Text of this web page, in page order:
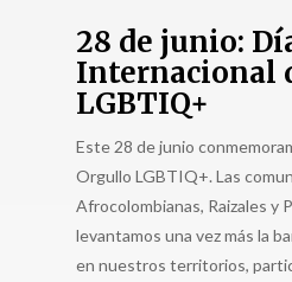
28 de junio:
Internacional
LGBTIQ+
Este 28 de junio
Orgullo LGBTIQ+. Las
Afrocolombianas, Raizales y
levantamos una vez más la
en nuestros territorios,